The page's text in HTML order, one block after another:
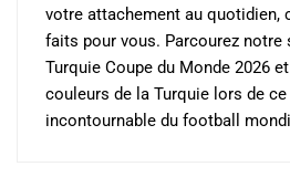
votre attachement au quotidien,
faits pour vous. Parcourez
Turquie Coupe du Monde 2026
couleurs de la Turquie lors de ce
incontournable du football